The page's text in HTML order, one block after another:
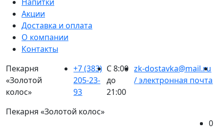
Акции
Доставка и оплата
О компании
Контакты
Пекарня
«Золотой
колос»
+7 (383)
205-23-
93
С 8:00
до
21:00
zk-dostavka@mail.ru
/ электронная почта
Пекарня «Золотой колос»
0